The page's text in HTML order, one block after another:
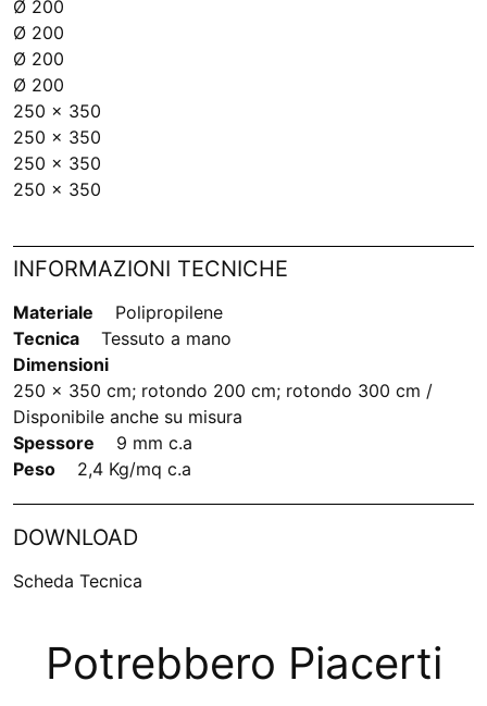
Ø 200
Ø 200
Ø 200
Ø 200
250 x 350
250 x 350
250 x 350
250 x 350
INFORMAZIONI TECNICHE
Materiale
Polipropilene
Tecnica
Tessuto a mano
Dimensioni
250 x 350 cm; rotondo 200 cm; rotondo 300 cm /
Disponibile anche su misura
Spessore
9 mm c.a
Peso
2,4 Kg/mq c.a
DOWNLOAD
Scheda Tecnica
Potrebbero Piacerti